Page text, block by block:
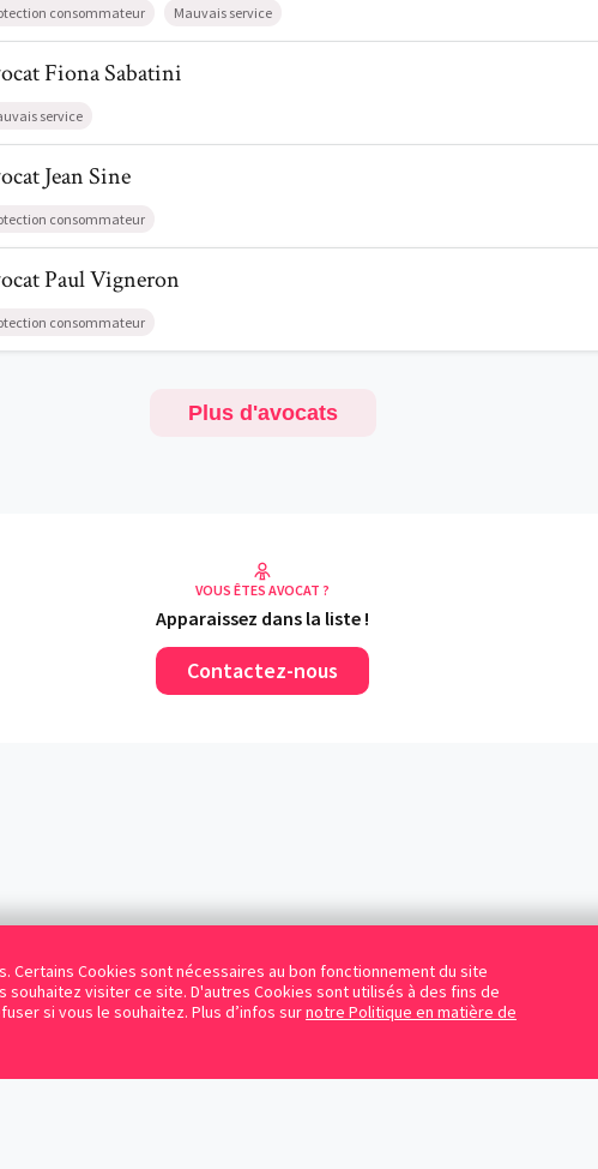
Certains Cookies sont nécessaires au bon fonctionnement du site
visiter ce site. D'autres Cookies sont utilisés à des fins de
si vous le souhaitez. Plus d’infos surnotre Politique en matière de
consommateur Mauvais service
AvocatFiona Sabatini
FionaSabatini
service
AvocatJean Sine
JeanSine
consommateur
AvocatPaul Vigneron
PaulVigneron
consommateur
Plus d'avocats
VOUS ÊTES AVOCAT ?
Apparaissez dans la liste !
Contactez-nous